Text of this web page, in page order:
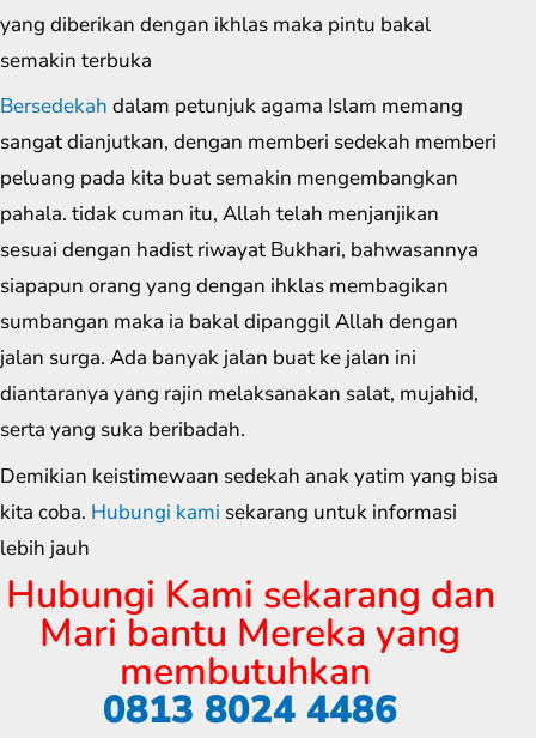
yang diberikan dengan ikhlas maka pintu bakal
semakin terbuka
Bersedekah dalam petunjuk agama Islam memang
sangat dianjutkan, dengan memberi sedekah memberi
peluang pada kita buat semakin mengembangkan
pahala. tidak cuman itu, Allah telah menjanjikan
sesuai dengan hadist riwayat Bukhari, bahwasannya
siapapun orang yang dengan ihklas membagikan
sumbangan maka ia bakal dipanggil Allah dengan
jalan surga. Ada banyak jalan buat ke jalan ini
diantaranya yang rajin melaksanakan salat, mujahid,
serta yang suka beribadah.
Demikian keistimewaan sedekah anak yatim yang bisa
kita coba. Hubungi kami sekarang untuk informasi
lebih jauh
Hubungi Kami sekarang dan
Mari bantu Mereka yang
membutuhkan
0813 8024 4486